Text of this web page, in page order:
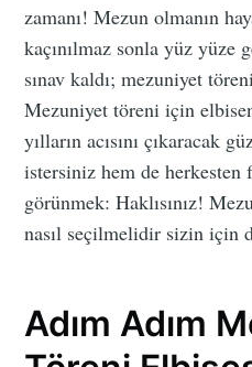
zamanı! Mezun olmanın
kaçınılmaz sonla yüz
sınav kaldı; mezuniyet
Mezuniyet töreni için
yılların acısını çıkaracak
istersiniz hem de
görünmek: Haklısınız!
nasıl seçilmelidir sizin için
Adım Adım